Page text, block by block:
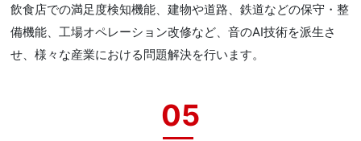
飲食店での満足度検知機能、建物や道路、鉄道などの保守・整
備機能、工場オペレーション改修など、音のAI技術を派生さ
せ、様々な産業における問題解決を行います。
05